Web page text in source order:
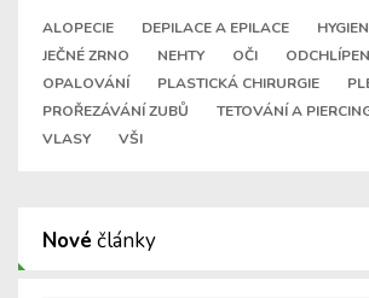
ALOPECIE DEPILACE A EPILACE
JEČNÉ ZRNO
NEHTY OČI
OPALOVÁNÍ
PLASTICKÁ CHIRURGIE
PROŘEZÁVÁNÍ ZUBŮ
TETOVÁNÍ A
VLASY
VŠI
Nové články